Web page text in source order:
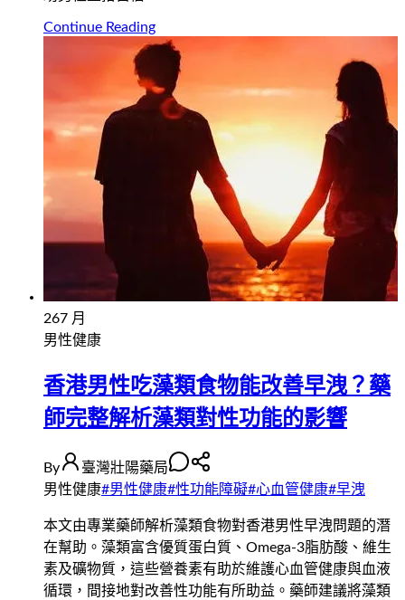
Continue Reading
267 月
男性健康
香港男性吃藻類食物能改善早洩？藥
師完整解析藻類對性功能的影響
By
臺灣壯陽藥局
男性健康#男性健康#性功能障礙#心血管健康#早洩
本文由專業藥師解析藻類食物對香港男性早洩問題的潛
在幫助。藻類富含優質蛋白質、Omega-3脂肪酸、維生
素及礦物質，這些營養素有助於維護心血管健康與血液
循環，間接地對改善性功能有所助益。藥師建議將藻類